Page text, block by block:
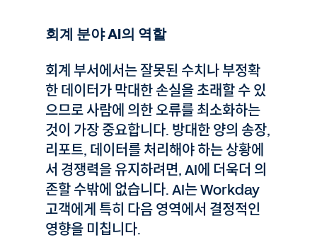
회계 분야 AI의 역할
회계 부서에서는 잘못된 수치나 부정확
한 데이터가 막대한 손실을 초래할 수 있
으므로 사람에 의한 오류를 최소화하는
것이 가장 중요합니다. 방대한 양의 송장,
리포트, 데이터를 처리해야 하는 상황에
서 경쟁력을 유지하려면, AI에 더욱더 의
존할 수밖에 없습니다. AI는 Workday
고객에게 특히 다음 영역에서 결정적인
영향을 미칩니다.